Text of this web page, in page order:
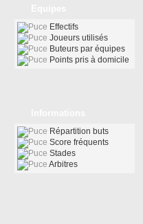
Effectifs
Joueurs utilisés
Buteurs par équipes
Points pris à domicile
Répartition buts
Score fréquents
Stades
Arbitres